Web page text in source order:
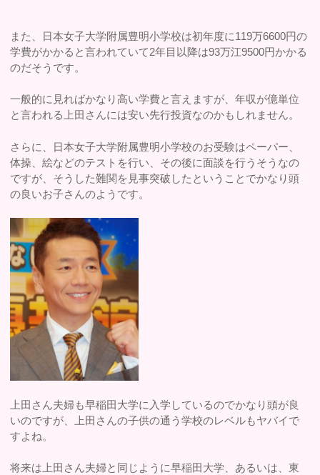
また、日本女子大学附属豊明小学校は初年度に119万6600円の
学費がかかると言われていて2年目以降は93万江9500円かかる
のだそうです。
一般的に見ればかなり高い学費と言えますが、年収が億単位
と言われる上田さんには安い先行投資なのかもしれません。
さらに、日本女子大学附属豊明小学校のお受験はペーパー、
体操、絵などのテストを行い、その後に面談を行うそうなの
ですが、そうした難関を見事突破したということでかなり頭
の良いお子さんのようです。
上田さん夫婦も早稲田大学に入学しているのでかなり頭が良
いのですが、上田さんの子供の通う学校のレベルもヤバイで
すよね。
将来は上田さん夫婦と同じように早稲田大学、あるいは、東